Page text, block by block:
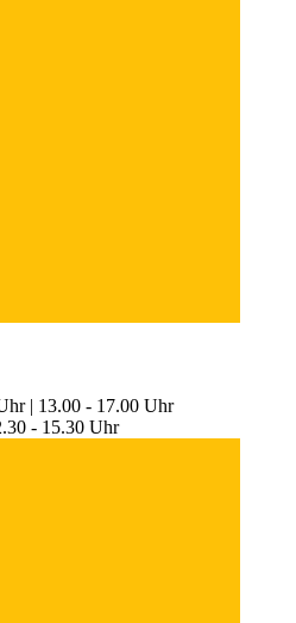
| 13.00 - 17.00 Uhr
- 15.30 Uhr